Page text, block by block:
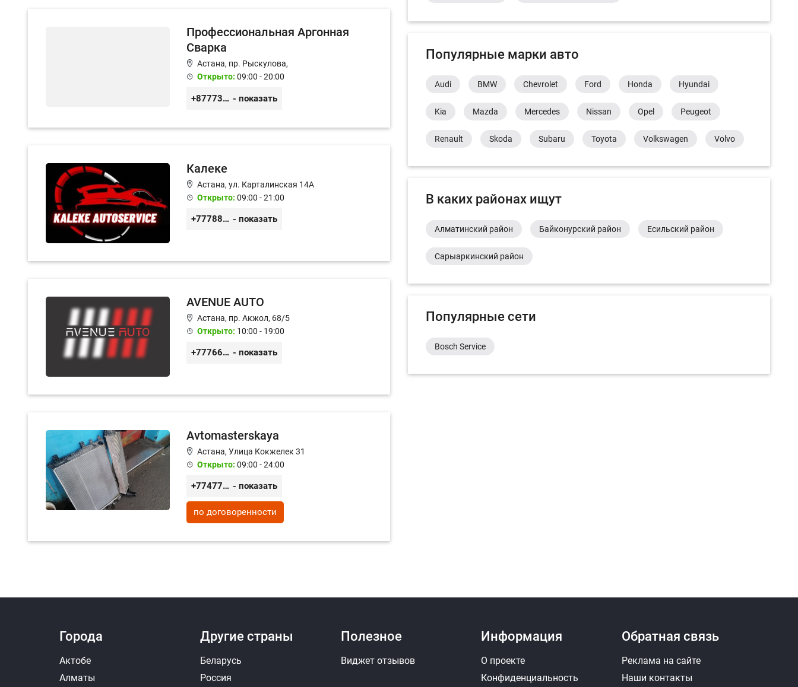
Профессиональная Аргонная
Сварка
Астана, пр. Рыскулова,
Открыто: 09:00 - 20:00
+87773563733 - показать
Калеке
Астана, ул. Карталинская 14А
Открыто: 09:00 - 21:00
+77788424140 - показать
AVENUE AUTO
Астана, пр. Акжол, 68/5
Открыто: 10:00 - 19:00
+77766857788 - показать
Avtomasterskaya
Астана, Улица Кокжелек 31
Открыто: 09:00 - 24:00
+77477024715 - показать
по договоренности
Популярные марки авто
Audi BMW Chevrolet Ford Honda Hyundai
Kia Mazda Mercedes Nissan Opel Peugeot
Renault Skoda Subaru Toyota Volkswagen Volvo
В каких районах ищут
Алматинский район Байконурский район Есильский район
Сарыаркинский район
Популярные сети
Bosch Service
Города
Актобе
Алматы
Другие страны
Беларусь
Россия
Полезное
Виджет отзывов
Информация
О проекте
Конфиденциальность
Обратная связь
Реклама на сайте
Наши контакты